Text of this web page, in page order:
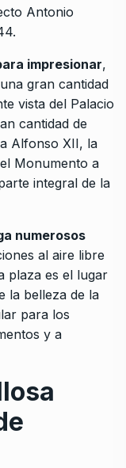
Antonio
impresionar,
gran cantidad
vista del Palacio
cantidad de
Alfonso XII, la
Monumento a
integral de la
numerosos
al aire libre
plaza es el lugar
la belleza de la
para los
y a